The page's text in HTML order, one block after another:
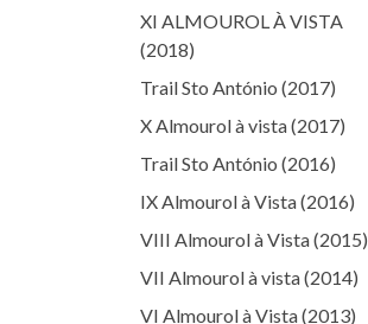
XI ALMOUROL À VISTA
(2018)
Trail Sto António (2017)
X Almourol à vista (2017)
Trail Sto António (2016)
IX Almourol à Vista (2016)
VIII Almourol à Vista (2015)
VII Almourol à vista (2014)
VI Almourol à Vista (2013)